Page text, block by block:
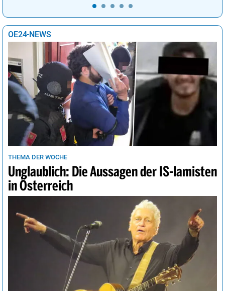
OE24-NEWS
THEMA DER WOCHE
Unglaublich: Die Aussagen der IS-lamisten
in Österreich